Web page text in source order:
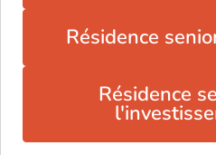
Résidence
Résidence